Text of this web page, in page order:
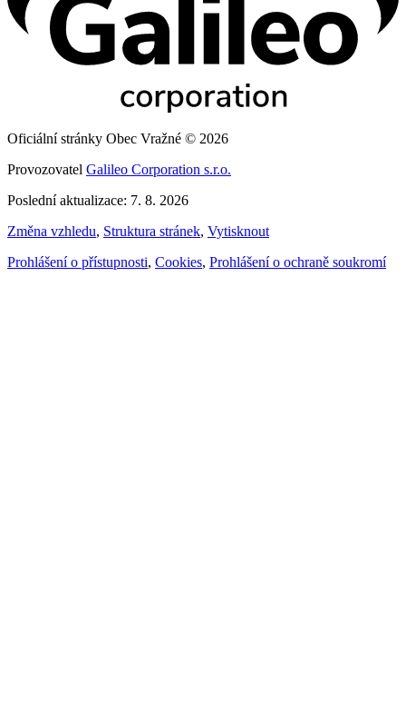
Oficiální stránky Obec Vražné © 2026
Provozovatel Galileo Corporation s.r.o.
Poslední aktualizace: 7. 8. 2026
Změna vzhledu, Struktura stránek, Vytisknout
Prohlášení o přístupnosti, Cookies, Prohlášení o ochraně soukromí